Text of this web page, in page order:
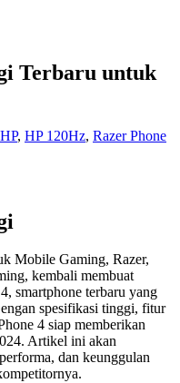
Terbaru untuk
, HP 120Hz, Razer Phone
Mobile Gaming, Razer,
kembali membuat
smartphone terbaru yang
spesifikasi tinggi, fitur
4 siap memberikan
Artikel ini akan
dan keunggulan